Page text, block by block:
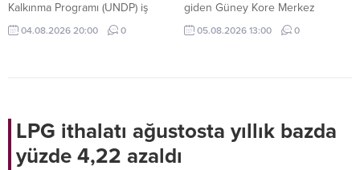
Kalkınma Programı (UNDP) iş
birliğinde yürütülen Yarının
Köyleri Projesi kapsamında,
04.08.2026 20:00 0
giden Güney Kore Merkez
Bankası, 13 yıl aradan sonra altın
piyasasına dönüyor. Merkez
05.08.2026 13:00 0
LPG ithalatı ağustosta yıllık bazda
yüzde 4,22 azaldı